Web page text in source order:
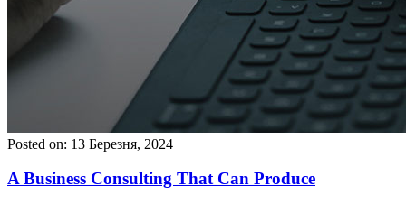
Posted on: 13 Березня, 2024
A Business Consulting That Can Produce